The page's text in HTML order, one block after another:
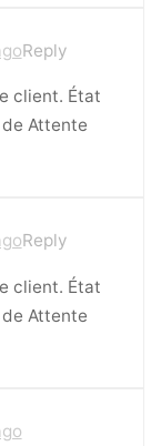
Reply
client. État
Attente
Reply
client. État
Attente